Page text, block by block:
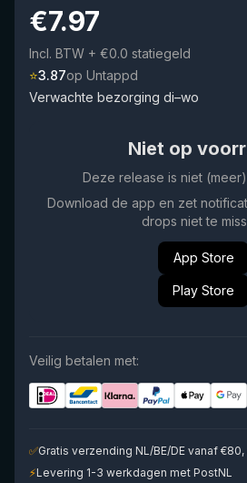
€7.97
Incl. BTW + €0.0 statiegeld
⭐3.87op Untappd
Verwachte bezorging di–wo
Niet op
Deze release is niet
Download de app en zet
drops niet te
App Store
Play Store
Veilig betalen met:
✅Gratis verzending NL/BE/DE vanaf
⚡Levering 1-3 werkdagen met PostNL